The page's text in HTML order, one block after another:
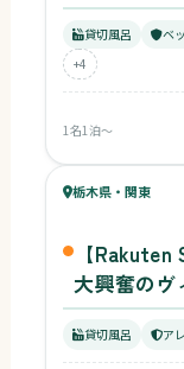
貸切風呂 ベ
+4
1名1泊〜
66ベビー
75キッズ
栃木県・関東
【
大興奮のヴ
貸切風呂 ア